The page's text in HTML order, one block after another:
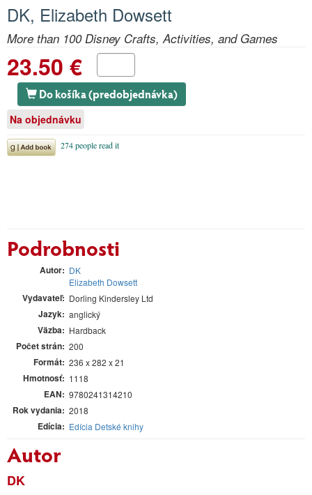
DK, Elizabeth Dowsett
More than 100 Disney Crafts, Activities, and Games
23.50 €
Do košíka (predobjednávka)
Na objednávku
Podrobnosti
Autor
DK
Elizabeth Dowsett
Vydavateľ Dorling Kindersley Ltd
Jazyk anglický
Väzba Hardback
Počet strán 200
Formát 236 x 282 x 21
Hmotnosť 1118
EAN 9780241314210
Rok vydania 2018
Edícia Edícia Detské knihy
Autor
DK